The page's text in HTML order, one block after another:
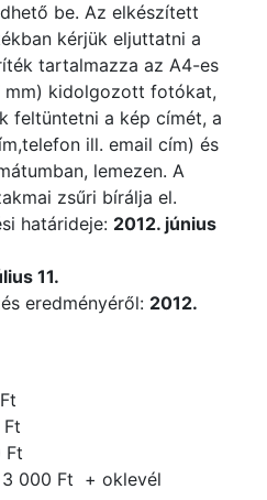
be. Az elkészített
kérjük eljuttatni a
tartalmazza az A4-es
mm) kidolgozott fotókat,
feltüntetni a kép címét, a
ill. email cím) és
lemezen. A
zsűri bírálja el.
határideje: 2012. június
11.
eredményéről: 2012.
Ft + oklevél